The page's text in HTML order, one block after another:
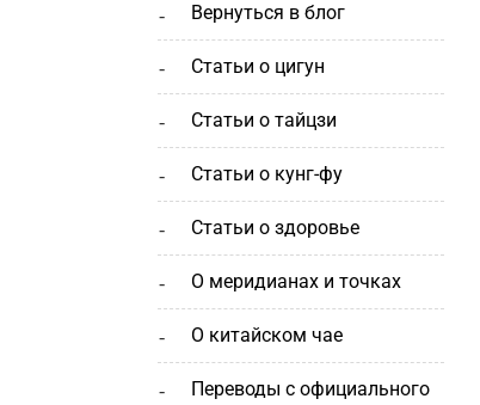
вернуться в блог
статьи о цигун
статьи о тайцзи
статьи о кунг-фу
статьи о здоровье
о меридианах и точках
о китайском чае
переводы с официального